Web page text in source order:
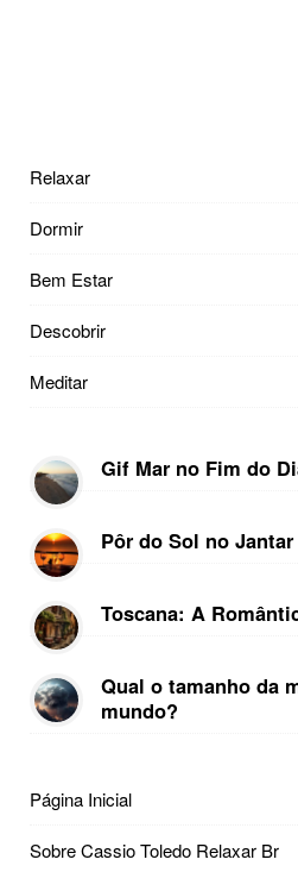
Relaxar
Dormir
Bem Estar
Descobrir
Meditar
Gif Mar no Fim do
Pôr do Sol no
Toscana: A
Qual o tamanho da
mundo?
Página Inicial
Sobre Cassio Toledo Relaxar Br